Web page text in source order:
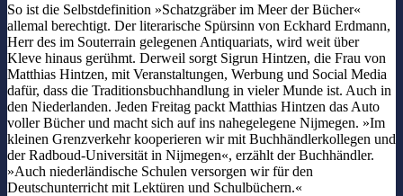
So ist die Selbstdefinition »Schatzgräber im Meer der Bücher«
allemal berechtigt. Der literarische Spürsinn von Eckhard Erdmann,
Herr des im Souterrain gelegenen Antiquariats, wird weit über
Kleve hinaus gerühmt. Derweil sorgt Sigrun Hintzen, die Frau von
Matthias Hintzen, mit Veranstaltungen, Werbung und Social Media
dafür, dass die Traditionsbuchhandlung in vieler Munde ist. Auch in
den Niederlanden. Jeden Freitag packt Matthias Hintzen das Auto
voller Bücher und macht sich auf ins nahegelegene Nijmegen. »Im
kleinen Grenzverkehr kooperieren wir mit Buchhändlerkollegen und
der Radboud-Universität in Nijmegen«, erzählt der Buchhändler.
»Auch niederländische Schulen versorgen wir für den
Deutschunterricht mit Lektüren und Schulbüchern.«